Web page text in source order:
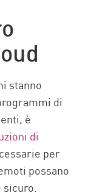
stanno
di
è
di
per
possano
sicuro.